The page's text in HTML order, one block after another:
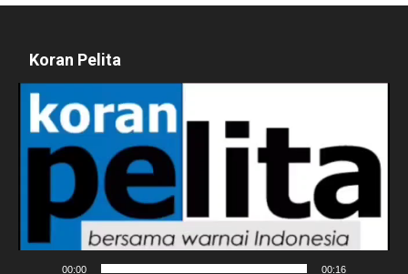
Koran Pelita
Pemutar
Video
00:00 00:16